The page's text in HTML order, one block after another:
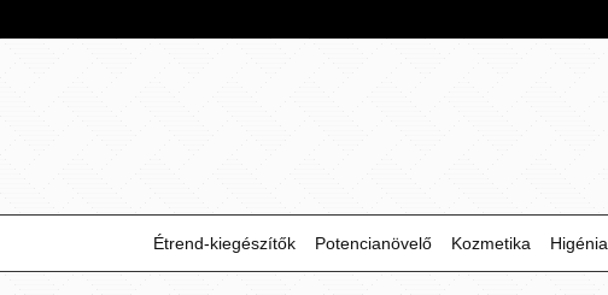
Étrend-kiegészítők Potencianövelő Kozmetika Higénia